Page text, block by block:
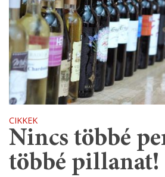
CIKKEK
Nincs többé
többé pillanat!